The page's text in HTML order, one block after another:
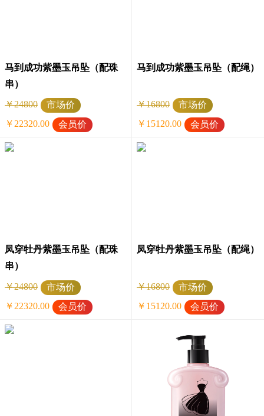
马到成功紫墨玉吊坠（配珠
串）
￥24800
市场价
￥22320.00
会员价
马到成功紫墨玉吊坠（配绳）
￥16800
市场价
￥15120.00
会员价
凤穿牡丹紫墨玉吊坠（配珠
串）
￥24800
市场价
￥22320.00
会员价
凤穿牡丹紫墨玉吊坠（配绳）
￥16800
市场价
￥15120.00
会员价